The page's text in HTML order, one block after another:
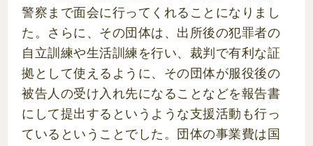
警察まで面会に行ってくれることになりまし
た。さらに、その団体は、出所後の犯罪者の
自立訓練や生活訓練を行い、裁判で有利な証
拠として使えるように、その団体が服役後の
被告人の受け入れ先になることなどを報告書
にして提出するというような支援活動も行っ
ているということでした。団体の事業費は国